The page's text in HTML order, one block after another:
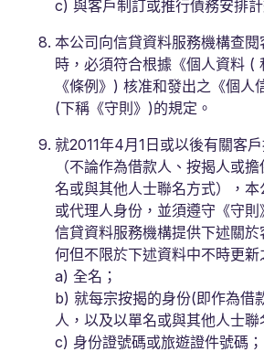
c) 與客戶制訂或推行債務安排計
本公司向信貸資料服務機構查
時，必須符合根據《個人資料 (
《條例》) 核准和發出之《個人
(下稱《守則》)的規定。
就2011年4月1日或以後有關客
（不論作為借款人、按揭人或
名或與其他人士聯名方式），
或代理人身份，並須遵守《守
信貸資料服務機構提供下述關
何但不限於下述資料中不時更新
a) 全名；
b) 就每宗按揭的身份(即作為借
人，以及以單名或與其他人士聯
c) 身份證號碼或旅遊證件號碼；